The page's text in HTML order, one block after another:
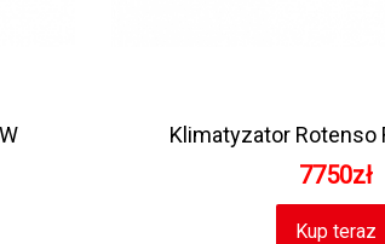
Klimatyzator Rotenso
7750zł
Kup teraz